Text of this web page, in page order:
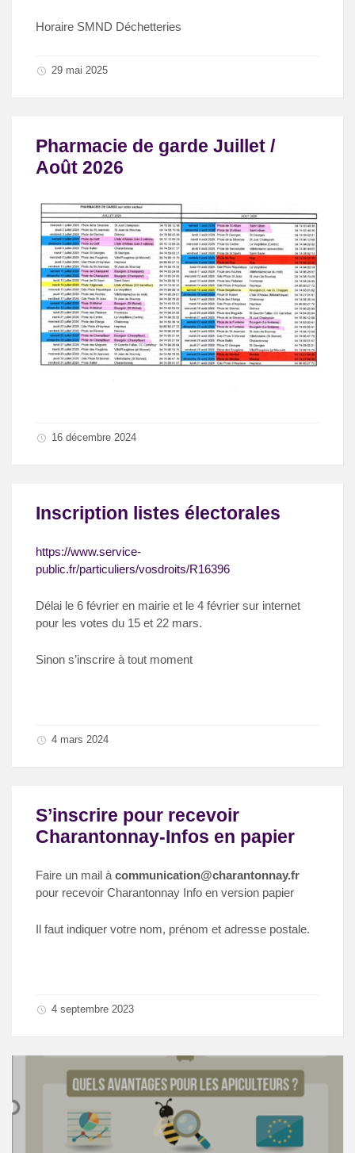
Horaire SMND Déchetteries
29 mai 2025
Pharmacie de garde Juillet /
Août 2026
16 décembre 2024
Inscription listes électorales
https://www.service-
public.fr/particuliers/vosdroits/R16396
Délai le 6 février en mairie et le 4 février sur internet
pour les votes du 15 et 22 mars.
Sinon s’inscrire à tout moment
4 mars 2024
S’inscrire pour recevoir
Charantonnay-Infos en papier
Faire un mail à communication@charantonnay.fr
pour recevoir Charantonnay Info en version papier
Il faut indiquer votre nom, prénom et adresse postale.
4 septembre 2023